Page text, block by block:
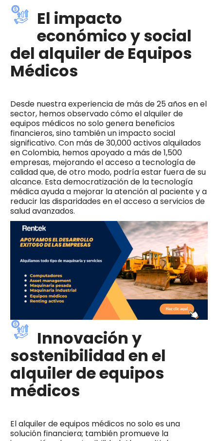
El impacto
económico y social
del alquiler de Equipos
Médicos
Desde nuestra experiencia de más de 25 años en el
sector, hemos observado cómo el alquiler de
equipos médicos no solo genera beneficios
financieros, sino también un impacto social
significativo. Con más de 30,000 activos alquilados
en Colombia, hemos apoyado a más de 1,500
empresas, mejorando el acceso a tecnología de
calidad que, de otro modo, podría estar fuera de su
alcance. Esta democratización de la tecnología
médica ayuda a mejorar la atención al paciente y a
reducir las disparidades en el acceso a servicios de
salud avanzados.
Innovación y
sostenibilidad en el
alquiler de equipos
médicos
El alquiler de equipos médicos no solo es una
solución financiera; también promueve la